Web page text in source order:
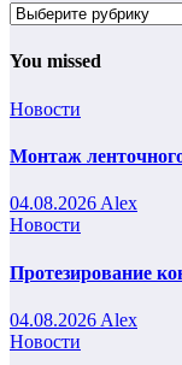
Рубрики
You missed
Новости
Монтаж
04.08.2026 Alex
Новости
Протезирование
04.08.2026 Alex
Новости